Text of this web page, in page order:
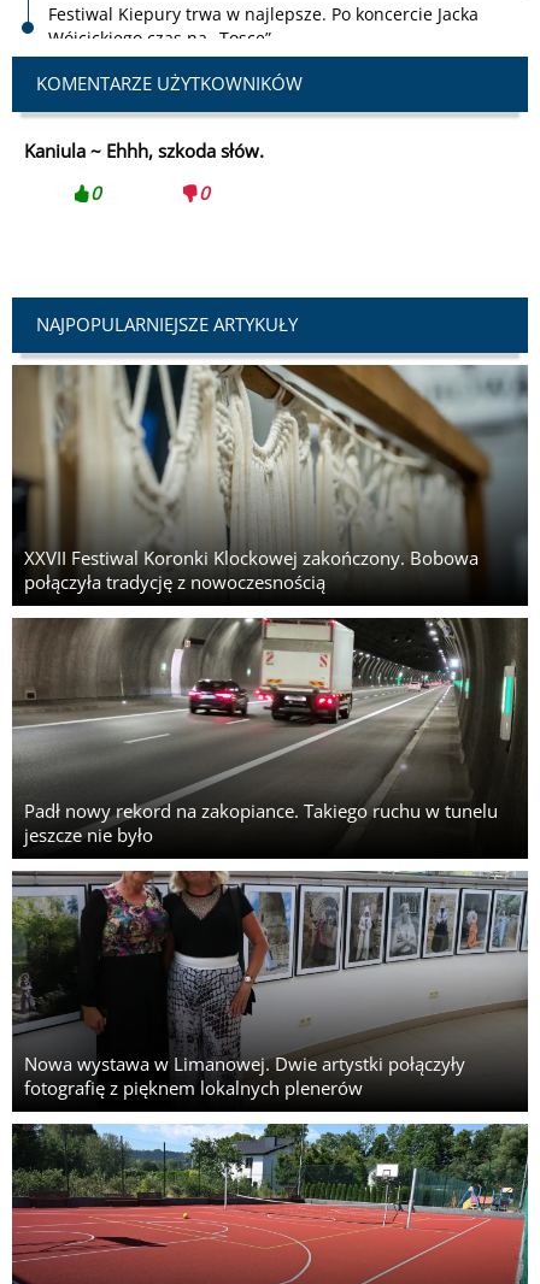
Nowy Sącz. Jubileuszowy turniej oldbojów zgromadził
drużyny z Polski, Słowacji i Węgier
Osiem dni koncertów i spektakli. W Krynicy-Zdroju
Muszynka gotowa na Traktoriadę. Ryk silników już niesie
się po okolicy
KOMENTARZE UŻYTKOWNIKÓW
Kaniula ~ Ehhh, szkoda słów.
0
0
NAJPOPULARNIEJSZE ARTYKUŁY
XXVII Festiwal Koronki Klockowej zakończony. Bobowa
połączyła tradycję z nowoczesnością
Padł nowy rekord na zakopiance. Takiego ruchu w tunelu
jeszcze nie było
Nowa wystawa w Limanowej. Dwie artystki połączyły
fotografię z pięknem lokalnych plenerów